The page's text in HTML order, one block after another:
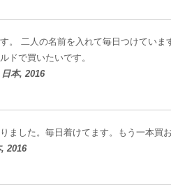
。 二人の名前を入れて毎日つけていま
ドで買いたいです。
本, 2016
ました。毎日着けてます。もう一本買
2016